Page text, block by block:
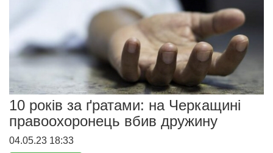
10 років за ґратами: на Черкащині
правоохоронець вбив дружину
04.05.23 18:33